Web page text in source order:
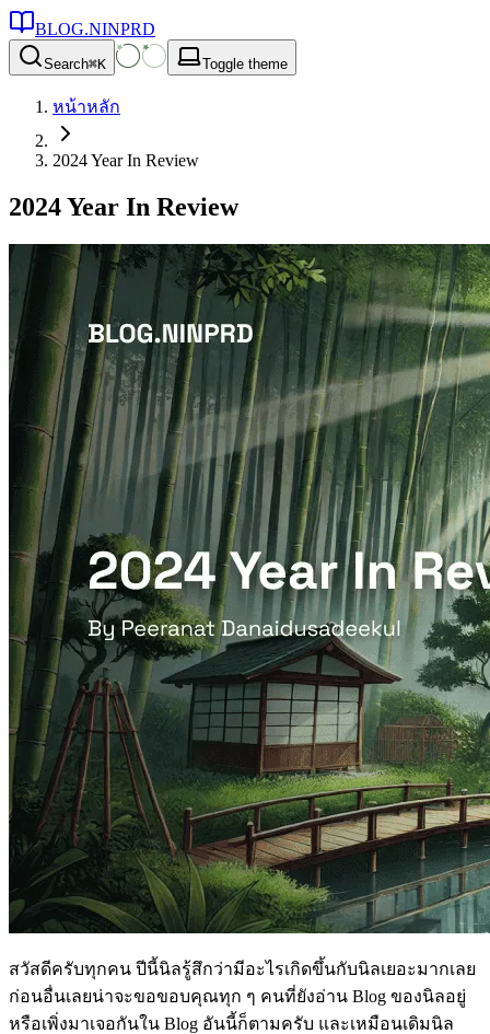
BLOG.NINPRD
Search⌘K Toggle theme
หน้าหลัก
2024 Year In Review
2024 Year In Review
สวัสดีครับทุกคน ปีนี้นิลรู้สึกว่ามีอะไรเกิดขึ้นกับนิลเยอะมากเลย
ก่อนอื่นเลยน่าจะขอขอบคุณทุก ๆ คนที่ยังอ่าน Blog ของนิลอยู่
หรือเพิ่งมาเจอกันใน Blog อันนี้ก็ตามครับ และเหมือนเดิมนิล